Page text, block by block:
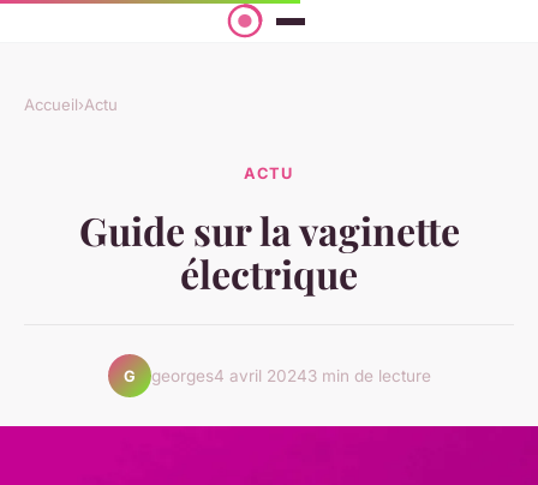
Accueil›Actu
ACTU
Guide sur la vaginette
électrique
G georges4 avril 20243 min de lecture